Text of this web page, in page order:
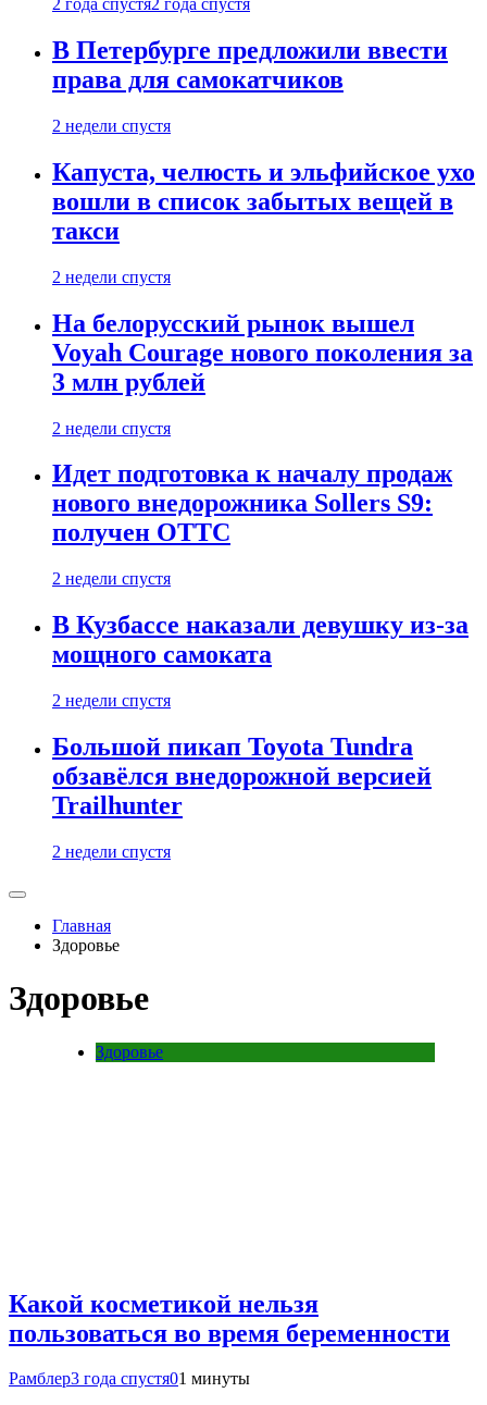
2 года спустя2 года спустя
В Петербурге предложили ввести
права для самокатчиков
2 недели спустя
Капуста, челюсть и эльфийское ухо
вошли в список забытых вещей в
такси
2 недели спустя
На белорусский рынок вышел
Voyah Courage нового поколения за
3 млн рублей
2 недели спустя
Идет подготовка к началу продаж
нового внедорожника Sollers S9:
получен ОТТС
2 недели спустя
В Кузбассе наказали девушку из-за
мощного самоката
2 недели спустя
Большой пикап Toyota Tundra
обзавёлся внедорожной версией
Trailhunter
2 недели спустя
Главная
Здоровье
Здоровье
Здоровье
Какой косметикой нельзя
пользоваться во время беременности
Рамблер3 года спустя01 минуты